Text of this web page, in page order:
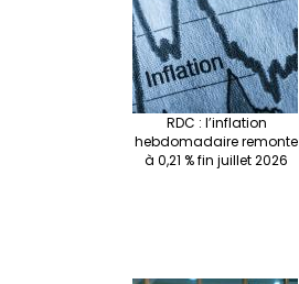
RDC : l’inflation
hebdomadaire remonte
à 0,21 % fin juillet 2026